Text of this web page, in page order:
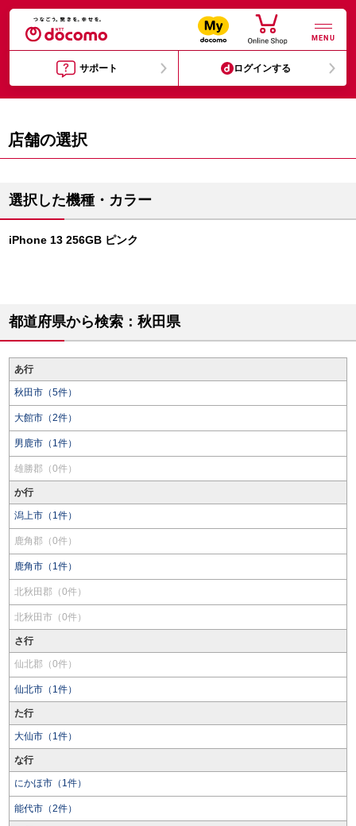
MENU
サポート ログインする
店舗の選択
選択した機種・カラー
iPhone 13 256GB ピンク
都道府県から検索：秋田県
あ行
秋田市（5件）
大館市（2件）
男鹿市（1件）
雄勝郡（0件）
か行
潟上市（1件）
鹿角郡（0件）
鹿角市（1件）
北秋田郡（0件）
北秋田市（0件）
さ行
仙北郡（0件）
仙北市（1件）
た行
大仙市（1件）
な行
にかほ市（1件）
能代市（2件）